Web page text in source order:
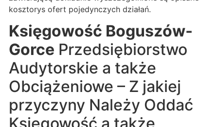
kosztorys ofert pojedynczych działań.
Księgowość Boguszów-
Gorce Przedsiębiorstwo
Audytorskie a także
Obciążeniowe – Z jakiej
przyczyny Należy Oddać